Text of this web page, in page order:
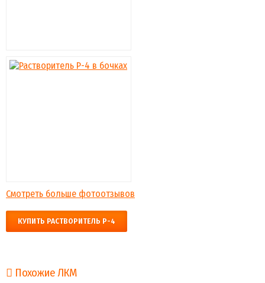
Смотреть больше фотоотзывов
КУПИТЬ РАСТВОРИТЕЛЬ Р-4
Похожие ЛКМ